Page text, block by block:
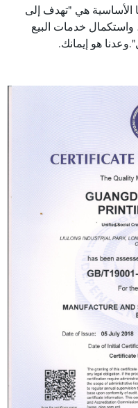
هي "تهدف إلى
واستكمال خدمات البيع
هو إيمانك.